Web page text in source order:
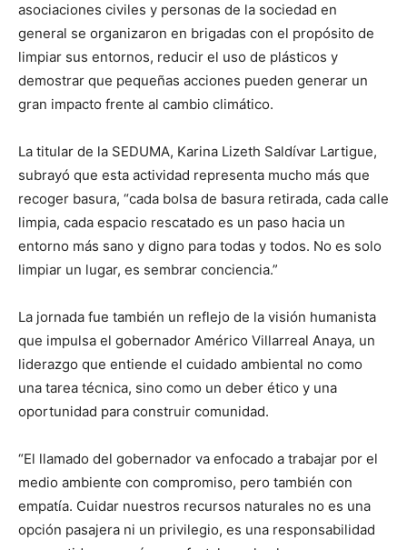
asociaciones civiles y personas de la sociedad en
general se organizaron en brigadas con el propósito de
limpiar sus entornos, reducir el uso de plásticos y
demostrar que pequeñas acciones pueden generar un
gran impacto frente al cambio climático.
La titular de la SEDUMA, Karina Lizeth Saldívar Lartigue,
subrayó que esta actividad representa mucho más que
recoger basura, “cada bolsa de basura retirada, cada calle
limpia, cada espacio rescatado es un paso hacia un
entorno más sano y digno para todas y todos. No es solo
limpiar un lugar, es sembrar conciencia.”
La jornada fue también un reflejo de la visión humanista
que impulsa el gobernador Américo Villarreal Anaya, un
liderazgo que entiende el cuidado ambiental no como
una tarea técnica, sino como un deber ético y una
oportunidad para construir comunidad.
“El llamado del gobernador va enfocado a trabajar por el
medio ambiente con compromiso, pero también con
empatía. Cuidar nuestros recursos naturales no es una
opción pasajera ni un privilegio, es una responsabilidad